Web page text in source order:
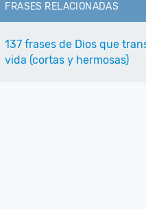
FRASES RELACIONADAS
137 frases de Dios que
vida (cortas y hermosas)